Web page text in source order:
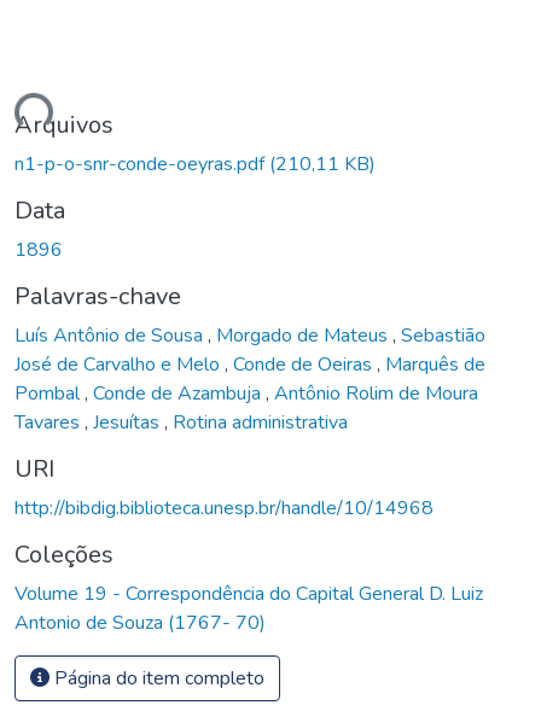
Arquivos
n1-p-o-snr-conde-oeyras.pdf(210,11 KB)
Data
1896
Palavras-chave
Luís Antônio de Sousa , Morgado de Mateus , Sebastião
José de Carvalho e Melo , Conde de Oeiras , Marquês de
Pombal, Conde de Azambuja , Antônio Rolim de Moura
Tavares , Jesuítas , Rotina administrativa
URI
http://bibdig.biblioteca.unesp.br/handle/10/14968
Coleções
Volume 19 - Correspondência do Capital General D. Luiz
Antonio de Souza (1767- 70)
Página do item completo